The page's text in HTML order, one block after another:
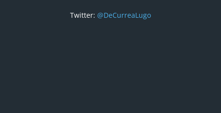
Twitter: @DeCurreaLugo